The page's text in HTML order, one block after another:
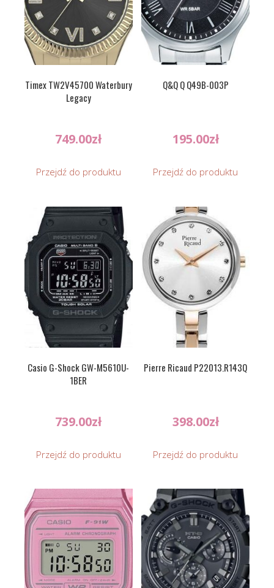
Timex TW2V45700 Waterbury
Legacy
749.00zł
Przejdź do produktu
Q&Q Q Q49B-003P
195.00zł
Przejdź do produktu
Casio G-Shock GW-M5610U-
1BER
739.00zł
Przejdź do produktu
Pierre Ricaud P22013.R143Q
398.00zł
Przejdź do produktu